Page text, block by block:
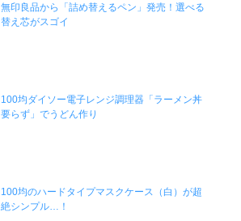
無印良品から「詰め替えるペン」発売！選べる
替え芯がスゴイ
100均ダイソー電子レンジ調理器「ラーメン丼
要らず」でうどん作り
100均のハードタイプマスクケース（白）が超
絶シンプル…！